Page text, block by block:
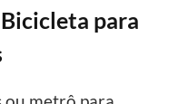
para